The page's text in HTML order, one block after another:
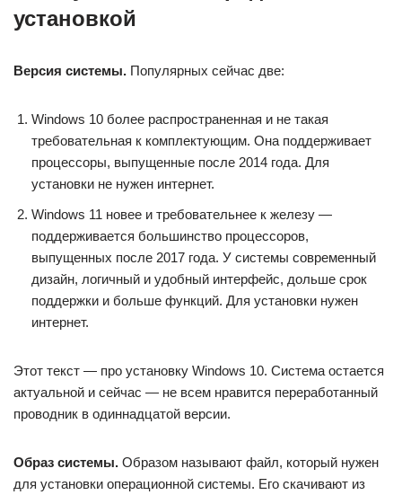
установкой
Версия системы. Популярных сейчас две:
Windows 10 более распространенная и не такая
требовательная к комплектующим. Она поддерживает
процессоры, выпущенные после 2014 года. Для
установки не нужен интернет.
Windows 11 новее и требовательнее к железу —
поддерживается большинство процессоров,
выпущенных после 2017 года. У системы современный
дизайн, логичный и удобный интерфейс, дольше срок
поддержки и больше функций. Для установки нужен
интернет.
Этот текст — про установку Windows 10. Система остается
актуальной и сейчас — не всем нравится переработанный
проводник в одиннадцатой версии.
Образ системы. Образом называют файл, который нужен
для установки операционной системы. Его скачивают из